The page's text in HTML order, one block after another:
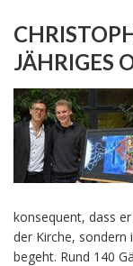
JÄHRIGES
konsequent, dass
der Kirche, sondern
begeht. Rund 140